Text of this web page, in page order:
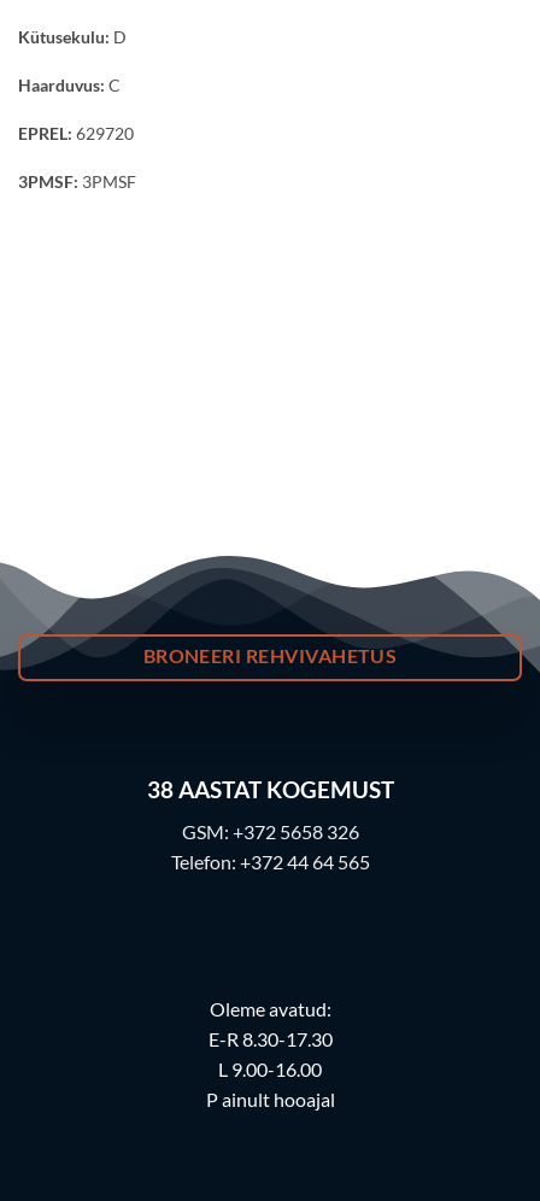
Kütusekulu: D
Haarduvus: C
EPREL: 629720
3PMSF: 3PMSF
BRONEERI REHVIVAHETUS
38AASTAT KOGEMUST
GSM: +372 5658 326
Telefon: +372 44 64 565
Oleme avatud:
E-R 8.30-17.30
L 9.00-16.00
P ainult hooajal